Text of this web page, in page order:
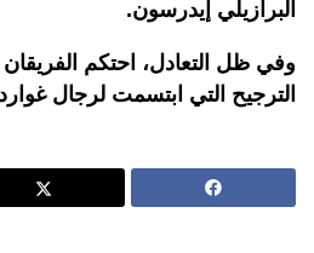
البرازيلي إيدرسون.
وفي ظل التعادل، احتكم
الترجيح التي ابتسمت لرجال